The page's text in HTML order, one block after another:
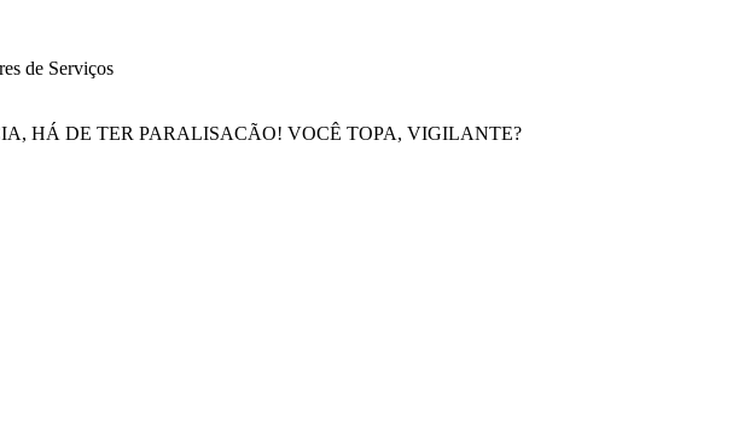
de Serviços
HÁ DE TER PARALISACÃO! VOCÊ TOPA, VIGILANTE?